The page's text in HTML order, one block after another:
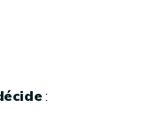
: